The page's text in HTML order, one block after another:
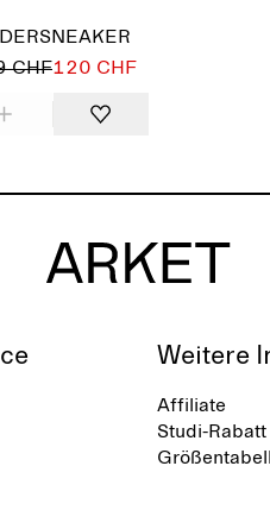
CHF120 CHF
Weitere
Affiliate
Studi-Rabatt